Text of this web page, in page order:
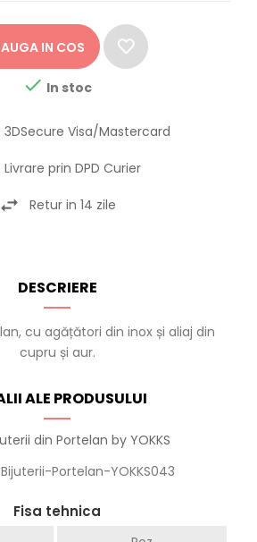
IN COS
 In stoc
3DSecure Visa/Mastercard
Livrare prin DPD Curier
Retur in 14 zile
DESCRIERE
cu agățători din inox și aliaj din
cupru și aur.
ALE PRODUSULUI
din Portelan by YOKKS
Bijuterii-Portelan-YOKKS043
Fisa tehnica